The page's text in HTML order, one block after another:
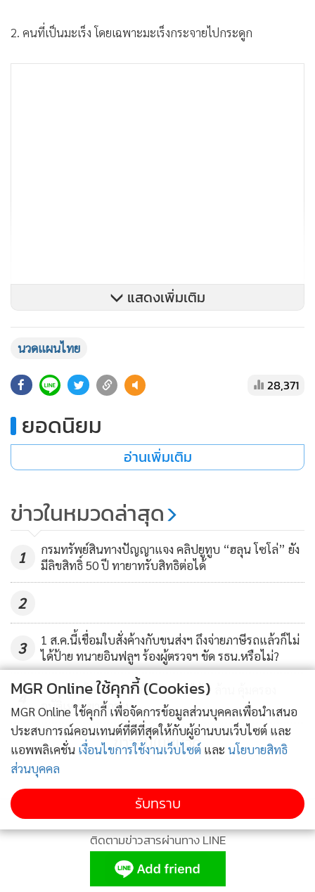
2. คนที่เป็นมะเร็ง โดยเฉพาะมะเร็งกระจายไปกระดูก
คนที่เป็นมะเร็งหรือกำลังอยู่ในช่วงรักษา อาจรู้สึกปวดเมื่อยตาม
มะเร็งกระจายไปกระดูก หรือกำลังรับเคมีบำบัดไม่ควรนวดเด็ด
ขาด เพราะการนวดแรงๆ หรือกระตุ้นต่อมน้ำเหลืองในร่างกาย
อาจทำให้เซลล์มะเร็งแพร่กระจายไปยังส่วนอื่นของร่างกายได้
นอกจากนี้ คนที่มะเร็งลุกลามไปกระดูกแล้ว บริเวณนั้นมักจะ
อาการปวดหนักกว่าเดิม และอาจเกิดภาวะแทรกซ้อน เช่น
กระดูกแตกร้าวหรือการติดเชื้อในกระดูกได้ ถ้าคุณหรือคนใกล้
ตัวกำลังรักษามะเร็ง ให้หลีกเลี่ยงการนวดทุกชนิดครับ
3. คนที่กินยาละลายลิ่มเลือดหรือยาต้านเกล็ดเลือด
สำหรับคนที่กินยาละลายลิ่มเลือดหรือยาต้านเกล็ดเลือด เช่น
แอสไพริน หรือยากลุ่มวาร์ฟาริน ต้องระวังเป็นพิเศษ เพราะการ
กินยากลุ่มนี้ทำให้เลือดออกง่ายกว่าปกติ และหยุดเลือดยาก ถ้า
ระหว่างการนวดเกิดแรงกระแทกหรือกดจุดแรงๆ จนเส้นเลือด
ฝอยแตก อาจเกิดรอยฟกช้ำหรือเลือดออกใต้ผิวหนังที่ร่างกาย
จัดการเองไม่ได้
ในบางกรณี ถ้าเลือดออกเยอะจากแรงกดหรือการใช้อุปกรณ์
ช่วยนวด เช่น ไม้กดจุด อาจต้องเข้าโรงพยาบาลได้เลยนะ ถ้าคุณ
เป็นแบบที่ผมบอก อย่าลืมบอกหมอนวดทุกครั้งว่าเรากินยา
ละลายลิ่มเลือดอยู่ และเลือกนวดแบบเบาๆ เพื่อความปลอดภัย
แสดงเพิ่มเติม
นวดแผนไทย
28,371
ยอดนิยม
อ่านเพิ่มเติม
ข่าวในหมวดล่าสุด
1
กรมทรัพย์สินทางปัญญาแจง คลิปยูทูบ “ฮลุน โซโล่” ยัง
มีลิขสิทธิ์ 50 ปี ทายาทรับสิทธิต่อได้
2
3
1 ส.ค.นี้เชื่อมใบสั่งค้างกับขนส่งฯ ถึงจ่ายภาษีรถแล้วก็ไม่
ได้ป้าย ทนายอินฟลูฯ ร้องผู้ตรวจฯ ขัด รธน.หรือไม่?
4
“ฮลุน โซโล่” ทำประกันเดินทางไว้ 5 ล้าน คุ้มครอง
อุบัติเหตุ-ฆาตกรรม
ข่าวอื่นในหมวด
ติดตามข่าวสารผ่านทาง LINE
MGR Online ใช้คุกกี้ (Cookies)
MGR Online ใช้คุกกี้ เพื่อจัดการข้อมูลส่วนบุคคลเพื่อนำเสนอ
ประสบการณ์คอนเทนต์ที่ดีที่สุดให้กับผู้อ่านบนเว็บไซต์ และ
แอพพลิเคชั่น เงื่อนไขการใช้งานเว็บไซต์ และ นโยบายสิทธิ
ส่วนบุคคล
รับทราบ